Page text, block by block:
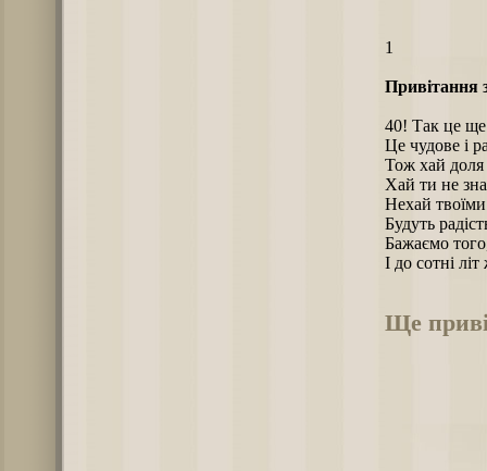
1
Привітання
40! Так це ще
Це чудове і
Тож хай доля
Хай ти не
Нехай
Будуть
Бажаємо
І до сотні
Ще